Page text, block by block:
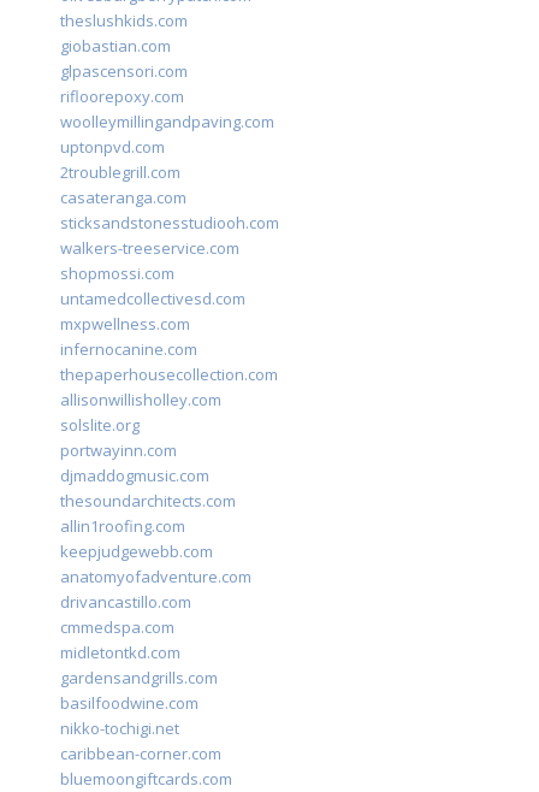
theslushkids.com
giobastian.com
glpascensori.com
rifloorepoxy.com
woolleymillingandpaving.com
uptonpvd.com
2troublegrill.com
casateranga.com
sticksandstonesstudiooh.com
walkers-treeservice.com
shopmossi.com
untamedcollectivesd.com
mxpwellness.com
infernocanine.com
thepaperhousecollection.com
allisonwillisholley.com
solslite.org
portwayinn.com
djmaddogmusic.com
thesoundarchitects.com
allin1roofing.com
keepjudgewebb.com
anatomyofadventure.com
drivancastillo.com
cmmedspa.com
midletontkd.com
gardensandgrills.com
basilfoodwine.com
nikko-tochigi.net
caribbean-corner.com
bluemoongiftcards.com